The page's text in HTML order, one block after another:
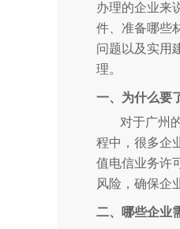
办理的企业来
件、准备哪些
问题以及实用
理。
一、为什么要
对于广州
程中，很多企
值电信业务许
风险，确保企
二、哪些企业